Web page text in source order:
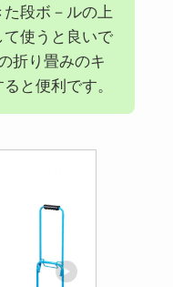
段ボ－ルの上
使うと良いで
折り畳みのキ
と便利です。